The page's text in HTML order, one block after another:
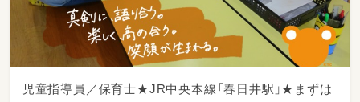
【仕事内容】
・お子様に対する療育（個別支援・集団支援）
※中学生と高校生のご利用者様がメインの事
業所となります
児童指導員／保育士★JR中央本線「春日井駅」★まずは